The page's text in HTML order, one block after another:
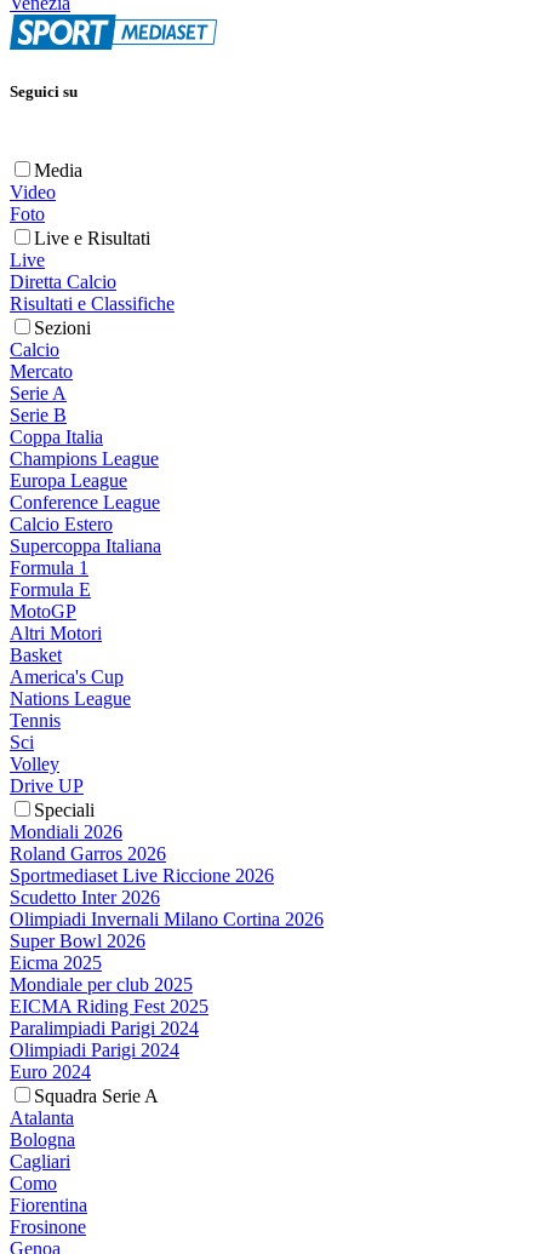
Seguici su
Media
Video
Foto
Live e Risultati
Live
Diretta Calcio
Risultati e Classifiche
Sezioni
Calcio
Mercato
Serie A
Serie B
Coppa Italia
Champions League
Europa League
Conference League
Calcio Estero
Supercoppa Italiana
Formula 1
Formula E
MotoGP
Altri Motori
Basket
America's Cup
Nations League
Tennis
Sci
Volley
Drive UP
Speciali
Mondiali 2026
Roland Garros 2026
Sportmediaset Live Riccione 2026
Scudetto Inter 2026
Olimpiadi Invernali Milano Cortina 2026
Super Bowl 2026
Eicma 2025
Mondiale per club 2025
EICMA Riding Fest 2025
Paralimpiadi Parigi 2024
Olimpiadi Parigi 2024
Euro 2024
Squadra Serie A
Atalanta
Bologna
Cagliari
Como
Fiorentina
Frosinone
Genoa